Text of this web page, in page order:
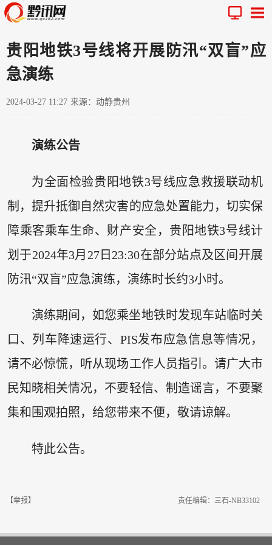
贵阳地铁3号线将开展防汛“双盲”应
急演练
2024-03-27 11:27 来源：动静贵州
演练公告
为全面检验贵阳地铁3号线应急救援联动机
制，提升抵御自然灾害的应急处置能力，切实保
障乘客乘车生命、财产安全，贵阳地铁3号线计
划于2024年3月27日23:30在部分站点及区间开展
防汛“双盲”应急演练，演练时长约3小时。
演练期间，如您乘坐地铁时发现车站临时关
口、列车降速运行、PIS发布应急信息等情况，
请不必惊慌，听从现场工作人员指引。请广大市
民知晓相关情况，不要轻信、制造谣言，不要聚
集和围观拍照，给您带来不便，敬请谅解。
特此公告。
【举报】 责任编辑：三石-NB33102